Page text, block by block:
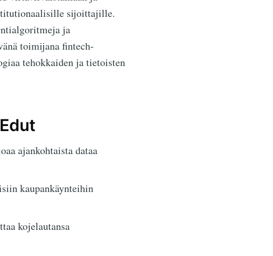
sijoittajille.
ja
toimijana fintech-
tehokkaiden ja tietoisten
ajankohtaista dataa
kaupankäynteihin
kojelautansa